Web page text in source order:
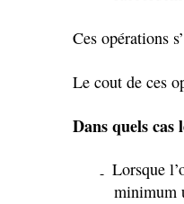
Ces opérations
Le cout de ces
Dans quels cas
Lorsque
minimum